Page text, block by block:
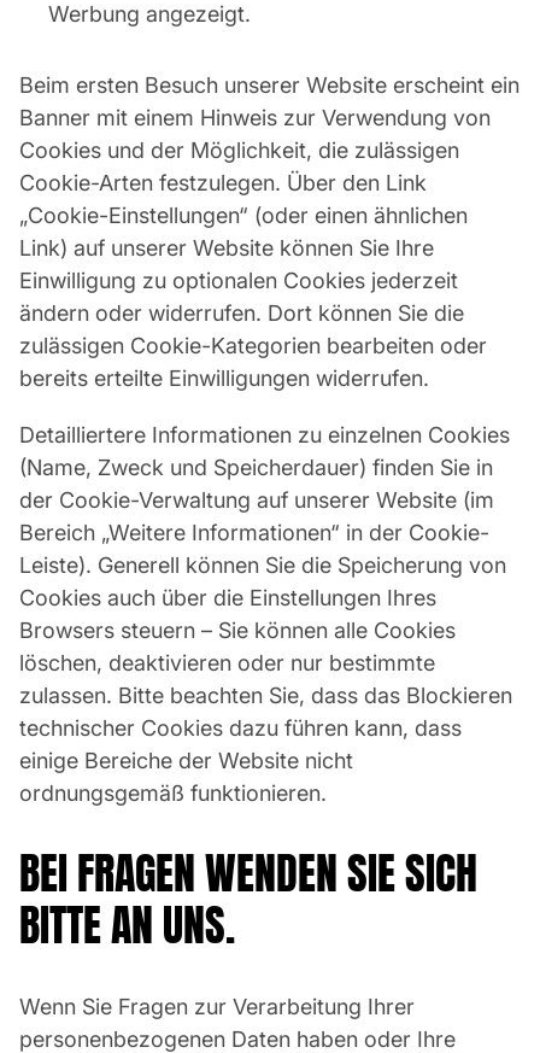
Werbung angezeigt.
Beim ersten Besuch unserer Website erscheint ein
Banner mit einem Hinweis zur Verwendung von
Cookies und der Möglichkeit, die zulässigen
Cookie-Arten festzulegen. Über den Link
„Cookie-Einstellungen“ (oder einen ähnlichen
Link) auf unserer Website können Sie Ihre
Einwilligung zu optionalen Cookies jederzeit
ändern oder widerrufen. Dort können Sie die
zulässigen Cookie-Kategorien bearbeiten oder
bereits erteilte Einwilligungen widerrufen.
Detailliertere Informationen zu einzelnen Cookies
(Name, Zweck und Speicherdauer) finden Sie in
der Cookie-Verwaltung auf unserer Website (im
Bereich „Weitere Informationen“ in der Cookie-
Leiste). Generell können Sie die Speicherung von
Cookies auch über die Einstellungen Ihres
Browsers steuern – Sie können alle Cookies
löschen, deaktivieren oder nur bestimmte
zulassen. Bitte beachten Sie, dass das Blockieren
technischer Cookies dazu führen kann, dass
einige Bereiche der Website nicht
ordnungsgemäß funktionieren.
BEI FRAGEN WENDEN SIE SICH
BITTE AN UNS.
Wenn Sie Fragen zur Verarbeitung Ihrer
personenbezogenen Daten haben oder Ihre